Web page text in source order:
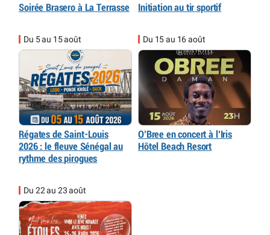
Soirée Brasero à La Terrasse Initiation au tir sportif
Du 5 au 15 août
Régates de Saint-Louis
2026 : le fleuve Sénégal au
rythme des pirogues
Du 15 au 16 août
O’Bree en concert à l’Iris
Hôtel Beach Resort
Du 22 au 23 août